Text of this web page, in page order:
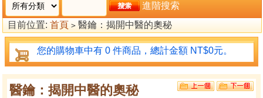
進階搜索
目前位置: 首頁 > 醫鑰：揭開中醫的奧秘
您的購物車中有 0 件商品，總計金額 NT$0元。
醫鑰：揭開中醫的奧秘